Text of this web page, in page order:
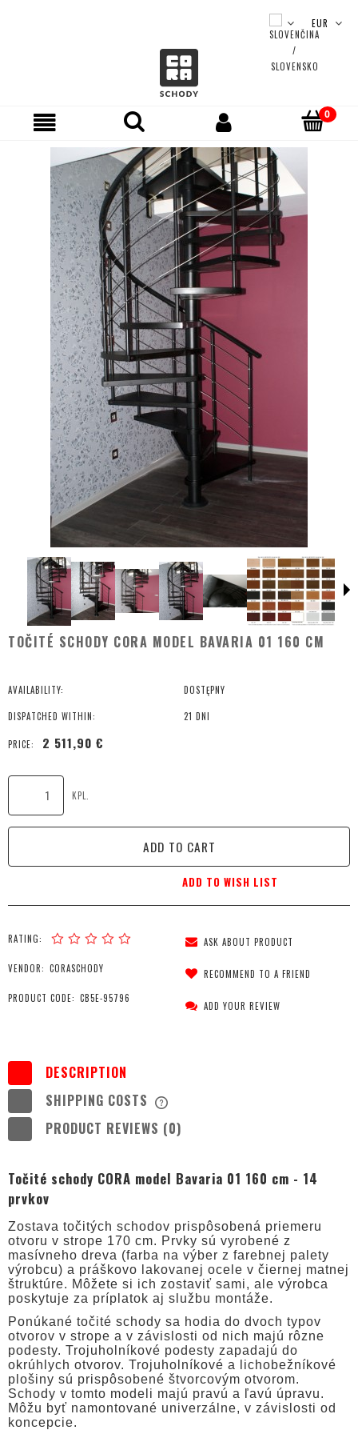
TOČITÉ SCHODY CORA MODEL BAVARIA 01 160 CM
AVAILABILITY: DOSTĘPNY
DISPATCHED WITHIN: 21 DNI
PRICE: 2 511,90 €
KPL.
ADD TO CART
ADD TO WISH LIST
RATING:
VENDOR: CORASCHODY
PRODUCT CODE: CB5E-95796
ASK ABOUT PRODUCT
RECOMMEND TO A FRIEND
ADD YOUR REVIEW
DESCRIPTION
SHIPPING COSTS
POSSIBLE PAYMENT COSTS
PRODUCT REVIEWS (0)
Točité schody CORA model Bavaria 01 160 cm - 14
prvkov
Zostava točitých schodov prispôsobená priemeru
otvoru v strope 170 cm. Prvky sú vyrobené z
masívneho dreva (farba na výber z farebnej palety
výrobcu) a práškovo lakovanej ocele v čiernej matnej
štruktúre. Môžete si ich zostaviť sami, ale výrobca
poskytuje za príplatok aj službu montáže.
Ponúkané točité schody sa hodia do dvoch typov
otvorov v strope a v závislosti od nich majú rôzne
podesty. Trojuholníkové podesty zapadajú do
okrúhlych otvorov. Trojuholníkové a lichobežníkové
plošiny sú prispôsobené štvorcovým otvorom.
Schody v tomto modeli majú pravú a ľavú úpravu.
Môžu byť namontované univerzálne, v závislosti od
koncepcie.